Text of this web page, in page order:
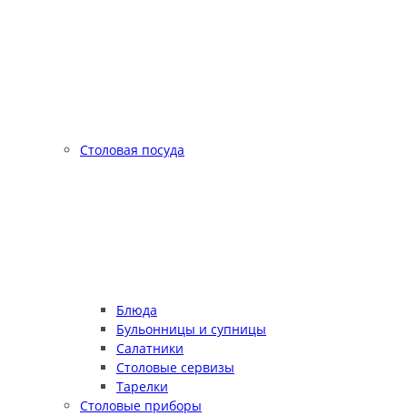
Столовая посуда
Блюда
Бульонницы и супницы
Салатники
Столовые сервизы
Тарелки
Столовые приборы